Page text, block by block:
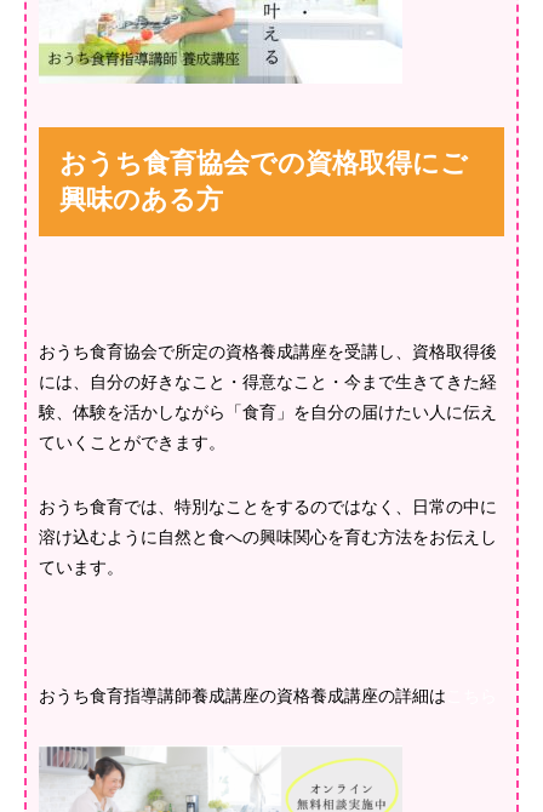
おうち食育協会での資格取得にご
興味のある方
おうち食育協会で所定の資格養成講座を受講し、資格取得後
には、自分の好きなこと・得意なこと・今まで生きてきた経
験、体験を活かしながら「食育」を自分の届けたい人に伝え
ていくことができます。
おうち食育では、特別なことをするのではなく、日常の中に
溶け込むように自然と食への興味関心を育む方法をお伝えし
ています。
おうち食育指導講師養成講座の資格養成講座の詳細は